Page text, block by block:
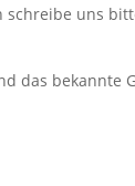
schreibe uns
das bekannte